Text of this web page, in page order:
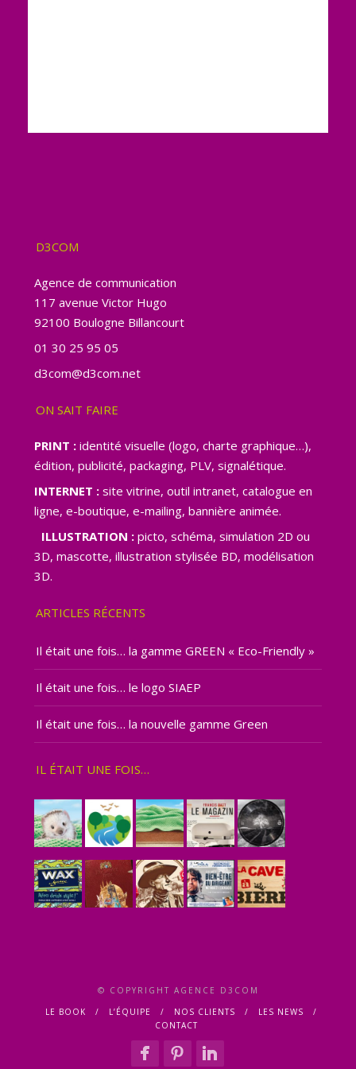
D3COM
Agence de communication
117 avenue Victor Hugo
92100 Boulogne Billancourt
01 30 25 95 05
d3com@d3com.net
ON SAIT FAIRE
PRINT :identité visuelle (logo, charte graphique…),
édition, publicité, packaging, PLV, signalétique.
INTERNET :site vitrine, outil intranet, catalogue en
ligne, e-boutique, e-mailing, bannière animée.
ILLUSTRATION :picto, schéma, simulation 2D ou
3D, mascotte, illustration stylisée BD, modélisation
3D.
ARTICLES RÉCENTS
Il était une fois… la gamme GREEN « Eco-Friendly »
Il était une fois… le logo SIAEP
Il était une fois… la nouvelle gamme Green
IL ÉTAIT UNE FOIS…
© COPYRIGHT AGENCE D3COM
LE BOOK
L’ÉQUIPE NOS CLIENTS
LES NEWS
CONTACT